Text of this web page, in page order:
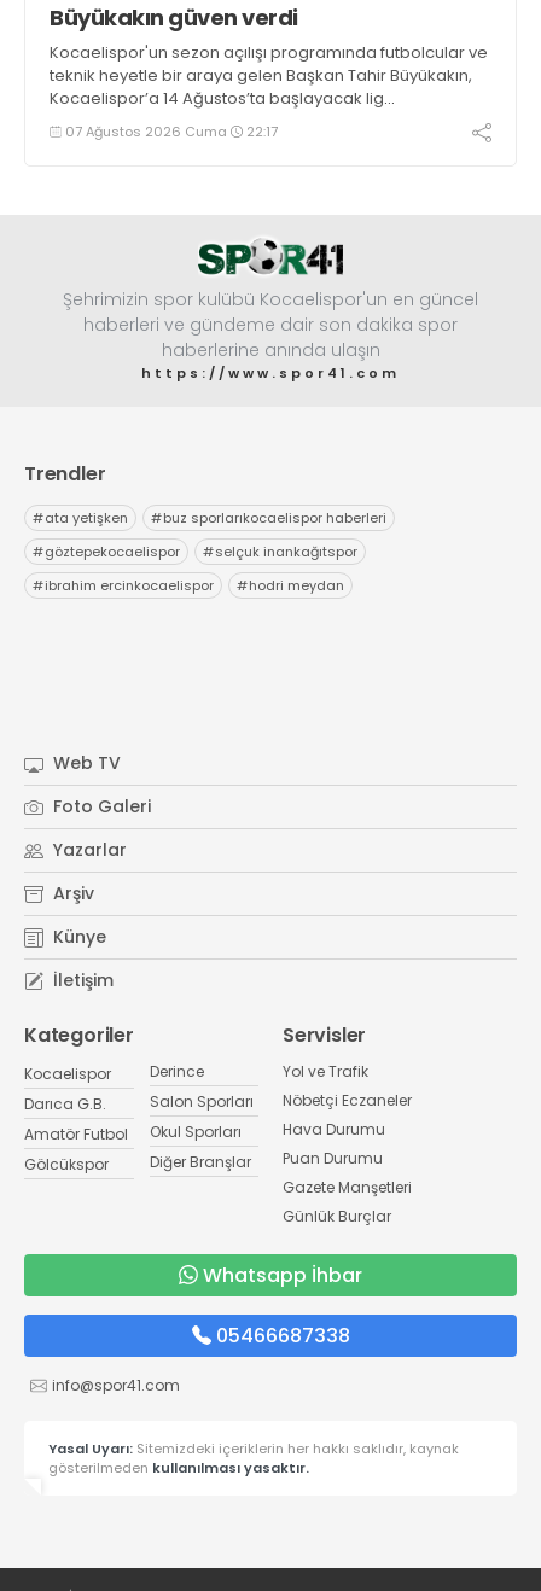
Büyükakın güven verdi
Kocaelispor'un sezon açılışı programında futbolcular ve
teknik heyetle bir araya gelen Başkan Tahir Büyükakın,
Kocaelispor’a 14 Ağustos’ta başlayacak lig
maratonunda başarılar diledi ve “Yanınızdayım” dedi.
07 Ağustos 2026 Cuma 22:17
Şehrimizin spor kulübü Kocaelispor'un en güncel
haberleri ve gündeme dair son dakika spor
haberlerine anında ulaşın
https://www.spor41.com
Trendler
#ata yetişken #buz sporlarıkocaelispor haberleri
#göztepekocaelispor #selçuk inankağıtspor
#ibrahim ercinkocaelispor #hodri meydan
Web TV
Foto Galeri
Yazarlar
Arşiv
Künye
İletişim
Kategoriler
Kocaelispor
Darıca G.B.
Amatör Futbol
Gölcükspor
Derince
Salon Sporları
Okul Sporları
Diğer Branşlar
Servisler
Yol ve Trafik
Nöbetçi Eczaneler
Hava Durumu
Puan Durumu
Gazete Manşetleri
Günlük Burçlar
Whatsapp İhbar
05466687338
info@spor41.com
Yasal Uyarı: Sitemizdeki içeriklerin her hakkı saklıdır, kaynak
gösterilmeden kullanılması yasaktır.